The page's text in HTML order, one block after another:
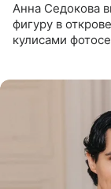
Анна Седокова
фигуру в
кулисами